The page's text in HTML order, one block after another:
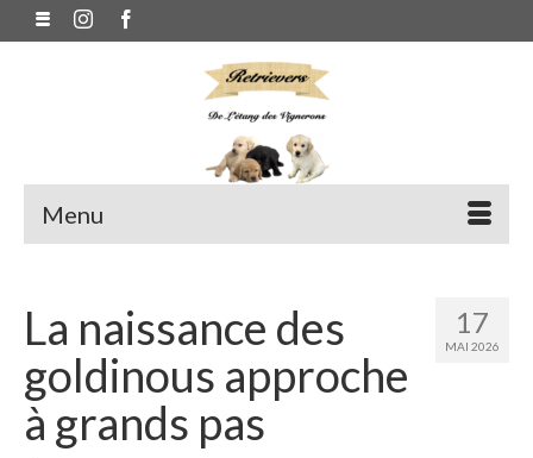
Menu
17
MAI 2026
La naissance des
goldinous approche
à grands pas